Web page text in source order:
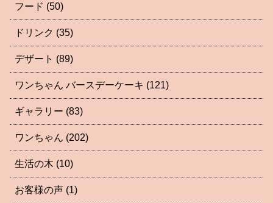
フード (50)
ドリンク (35)
デザート (89)
ワンちゃん バースデーケーキ (121)
ギャラリー (83)
ワンちゃん (202)
生活の木 (10)
お客様の声 (1)